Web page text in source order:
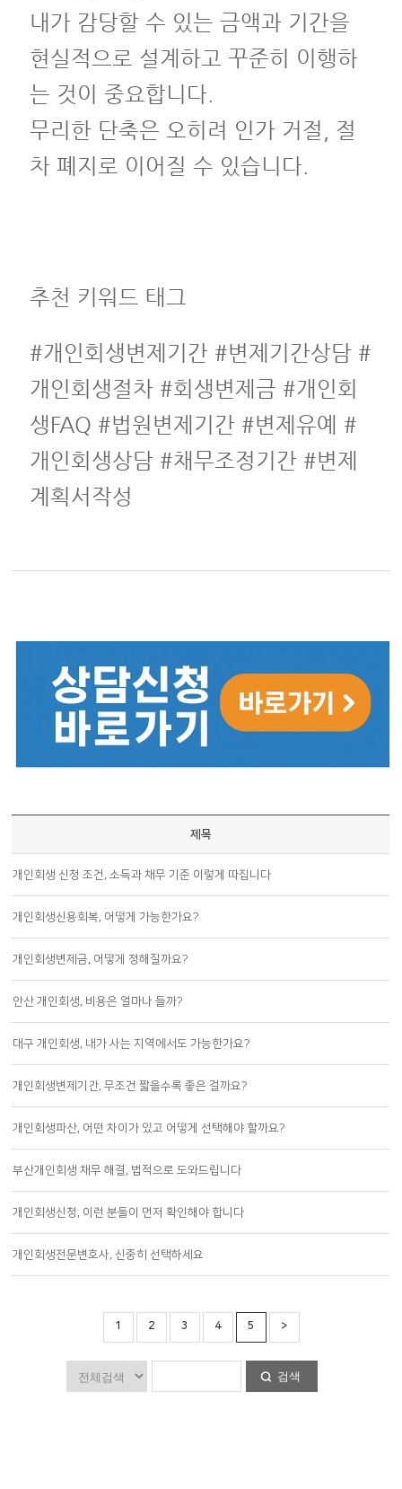
내가 감당할 수 있는 금액과 기간을
현실적으로 설계하고 꾸준히 이행하
는 것이 중요합니다.
무리한 단축은 오히려 인가 거절, 절
차 폐지로 이어질 수 있습니다.
추천 키워드 태그
#개인회생변제기간 #변제기간상담 #
개인회생절차 #회생변제금 #개인회
생FAQ #법원변제기간 #변제유예 #
개인회생상담 #채무조정기간 #변제
계획서작성
제목
개인회생 신청 조건, 소득과 채무 기준 이렇게 따집니다
개인회생신용회복, 어떻게 가능한가요?
개인회생변제금, 어떻게 정해질까요?
안산 개인회생, 비용은 얼마나 들까?
대구 개인회생, 내가 사는 지역에서도 가능한가요?
개인회생변제기간, 무조건 짧을수록 좋은 걸까요?
개인회생파산, 어떤 차이가 있고 어떻게 선택해야 할까요?
부산개인회생 채무 해결, 법적으로 도와드립니다
개인회생신청, 이런 분들이 먼저 확인해야 합니다
개인회생전문변호사, 신중히 선택하세요
1 2 3 4 5 >
검색